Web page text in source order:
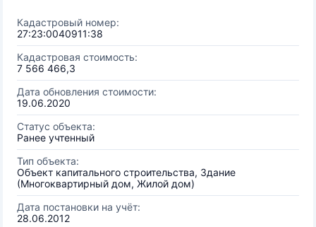
Кадастровый номер:
27:23:0040911:38
Кадастровая стоимость:
7 566 466,3
Дата обновления стоимости:
19.06.2020
Статус объекта:
Ранее учтенный
Тип объекта:
Объект капитального строительства, Здание
(Многоквартирный дом, Жилой дом)
Дата постановки на учёт:
28.06.2012